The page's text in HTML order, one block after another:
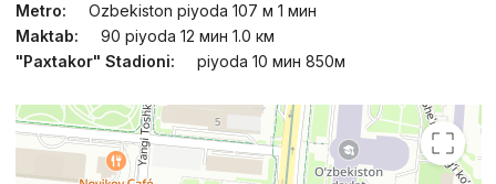
Metro:
Ozbekiston piyoda 107 м 1 мин
Maktab:
90 piyoda 12 мин 1.0 км
"Paxtakor" Stadioni:
piyoda 10 мин 850м